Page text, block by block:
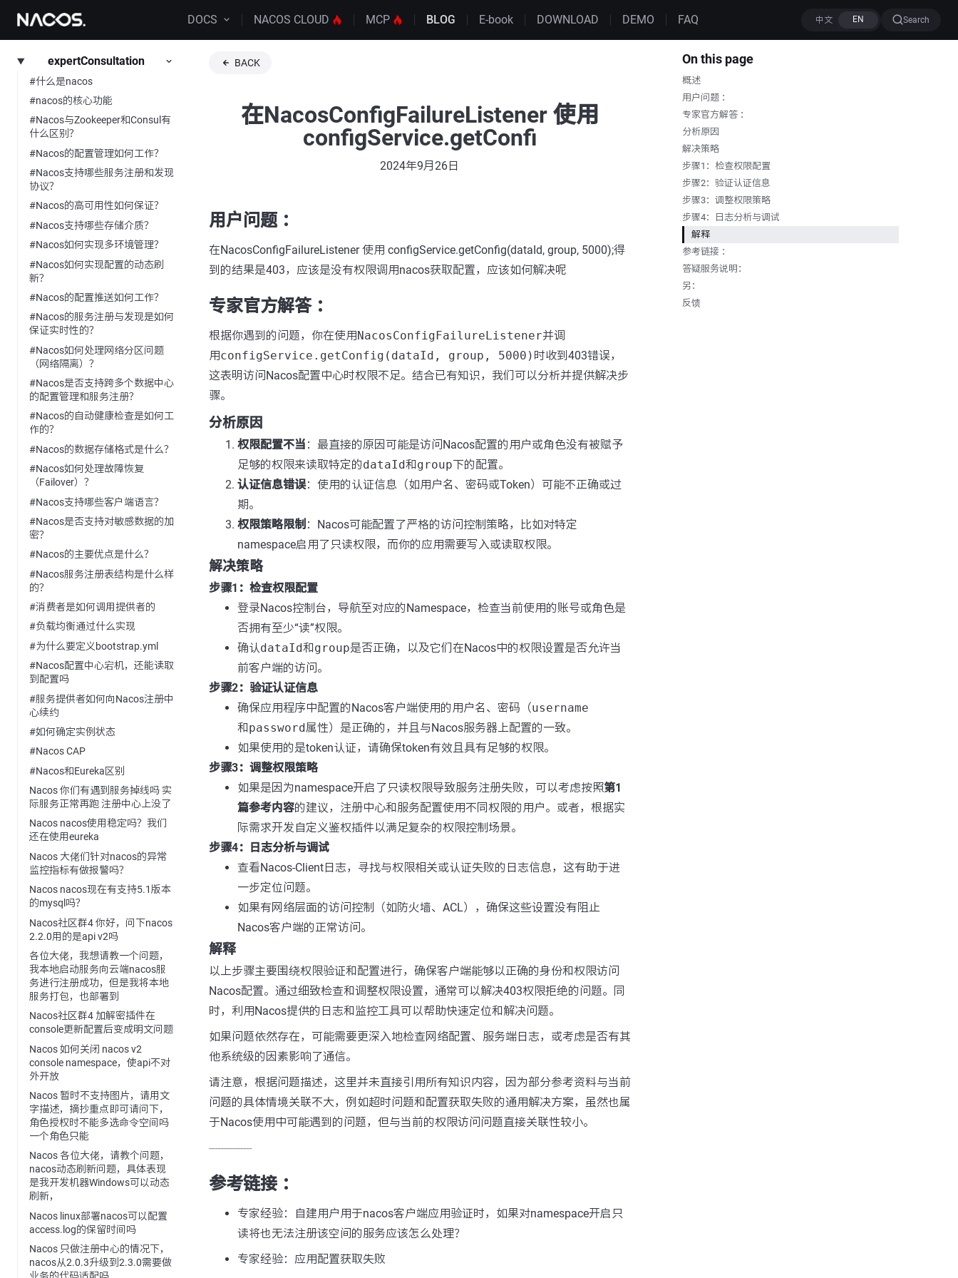
DOCS NACOS CLOUD MCP BLOG E-book DOWNLOAD DEMO FAQ Search
expertConsultation
#什么是nacos
#nacos的核心功能
#Nacos与Zookeeper和Consul有
什么区别？
#Nacos的配置管理如何工作？
#Nacos支持哪些服务注册和发现
协议？
#Nacos的高可用性如何保证？
#Nacos支持哪些存储介质？
#Nacos如何实现多环境管理？
#Nacos如何实现配置的动态刷
新？
#Nacos的配置推送如何工作？
#Nacos的服务注册与发现是如何
保证实时性的？
#Nacos如何处理网络分区问题
（网络隔离）？
#Nacos是否支持跨多个数据中心
的配置管理和服务注册？
#Nacos的自动健康检查是如何工
作的？
#Nacos的数据存储格式是什么？
#Nacos如何处理故障恢复
（Failover）？
#Nacos支持哪些客户端语言？
#Nacos是否支持对敏感数据的加
密？
#Nacos的主要优点是什么？
#Nacos服务注册表结构是什么样
的？
#消费者是如何调用提供者的
#负载均衡通过什么实现
#为什么要定义bootstrap.yml
#Nacos配置中心宕机，还能读取
到配置吗
#服务提供者如何向Nacos注册中
心续约
#如何确定实例状态
#Nacos CAP
#Nacos和Eureka区别
Nacos 你们有遇到服务掉线吗 实
际服务正常再跑 注册中心上没了
Nacos nacos使用稳定吗？我们
还在使用eureka
Nacos 大佬们针对nacos的异常
监控指标有做报警吗？
Nacos nacos现在有支持5.1版本
的mysql吗？
Nacos社区群4 你好，问下nacos
2.2.0用的是api v2吗
各位大佬，我想请教一个问题，
我本地启动服务向云端nacos服
务进行注册成功，但是我将本地
服务打包，也部署到
Nacos社区群4 加解密插件在
console更新配置后变成明文问题
Nacos 如何关闭 nacos v2
console namespace，使api不对
外开放
Nacos 暂时不支持图片，请用文
字描述，摘抄重点即可请问下，
角色授权时不能多选命令空间吗
一个角色只能
Nacos 各位大佬，请教个问题，
nacos动态刷新问题，具体表现
是我开发机器Windows可以动态
刷新，
Nacos linux部署nacos可以配置
access.log的保留时间吗
Nacos 只做注册中心的情况下，
nacos从2.0.3升级到2.3.0需要做
BACK
在NacosConfigFailureListener 使用
configService.getConfi
2024年9月26日
用户问题 ：
在NacosConfigFailureListener 使用 configService.getConfig(dataId, group, 5000);得
到的结果是403，应该是没有权限调用nacos获取配置，应该如何解决呢
专家官方解答 ：
根据你遇到的问题，你在使用NacosConfigFailureListener并调
用configService.getConfig(dataId, group, 5000) 时收到403错误，
这表明访问Nacos配置中心时权限不足。结合已有知识，我们可以分析并提供解决步
骤。
分析原因
权限配置不当 ：最直接的原因可能是访问Nacos配置的用户或角色没有被赋予
足够的权限来读取特定的dataId和group下的配置。
认证信息错误：使用的认证信息（如用户名、密码或Token）可能不正确或过
期。
权限策略限制 ：Nacos可能配置了严格的访问控制策略，比如对特定
namespace启用了只读权限，而你的应用需要写入或读取权限。
解决策略
步骤1：检查权限配置
登录Nacos控制台，导航至对应的Namespace，检查当前使用的账号或角色是
否拥有至少“读”权限。
确认dataId和group是否正确，以及它们在Nacos中的权限设置是否允许当
前客户端的访问。
步骤2：验证认证信息
确保应用程序中配置的Nacos客户端使用的用户名、密码（username
和password属性）是正确的，并且与Nacos服务器上配置的一致。
如果使用的是token认证，请确保token有效且具有足够的权限。
步骤3：调整权限策略
如果是因为namespace开启了只读权限导致服务注册失败，可以考虑按照第1
篇参考内容的建议，注册中心和服务配置使用不同权限的用户。或者，根据实
际需求开发自定义鉴权插件以满足复杂的权限控制场景。
步骤4：日志分析与调试
查看Nacos-Client日志，寻找与权限相关或认证失败的日志信息，这有助于进
一步定位问题。
如果有网络层面的访问控制（如防火墙、ACL），确保这些设置没有阻止
Nacos客户端的正常访问。
解释
以上步骤主要围绕权限验证和配置进行，确保客户端能够以正确的身份和权限访问
Nacos配置。通过细致检查和调整权限设置，通常可以解决403权限拒绝的问题。同
时，利用Nacos提供的日志和监控工具可以帮助快速定位和解决问题。
如果问题依然存在，可能需要更深入地检查网络配置、服务端日志，或考虑是否有其
他系统级的因素影响了通信。
请注意，根据问题描述，这里并未直接引用所有知识内容，因为部分参考资料与当前
问题的具体情境关联不大，例如超时问题和配置获取失败的通用解决方案，虽然也属
于Nacos使用中可能遇到的问题，但与当前的权限访问问题直接关联性较小。
---------------
参考链接 ：
专家经验：自建用户用于nacos客户端应用验证时，如果对namespace开启只
读将也无法注册该空间的服务应该怎么处理？
专家经验：应用配置获取失败
On this page
概述
用户问题 ：
专家官方解答 ：
分析原因
解决策略
步骤1：检查权限配置
步骤2：验证认证信息
步骤3：调整权限策略
步骤4：日志分析与调试
解释
参考链接 ：
答疑服务说明：
另：
反馈